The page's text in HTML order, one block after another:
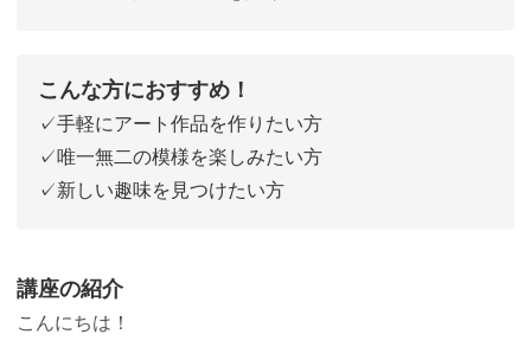
こんな方におすすめ！
✓手軽にアート作品を作りたい方
✓唯一無二の模様を楽しみたい方
✓新しい趣味を見つけたい方
講座の紹介
こんにちは！